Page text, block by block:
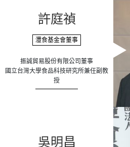
許庭禎
灃食基金會董事
振誠貿易股份有限公司董事
國立台灣大學食品科技研究所兼任副教
授
吳明昌